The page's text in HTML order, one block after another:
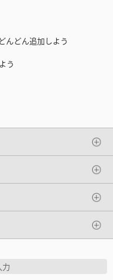
んどん追加しよう
う
力